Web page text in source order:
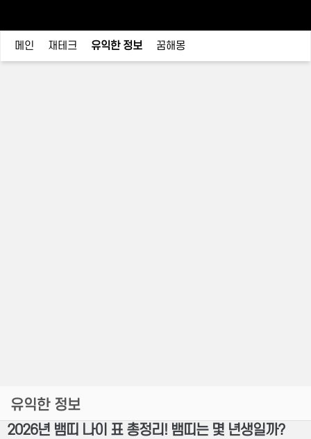
메인 재테크 유익한 정보 꿈해몽
유익한 정보
2026년 뱀띠 나이 표 총정리! 뱀띠는 몇 년생일까?